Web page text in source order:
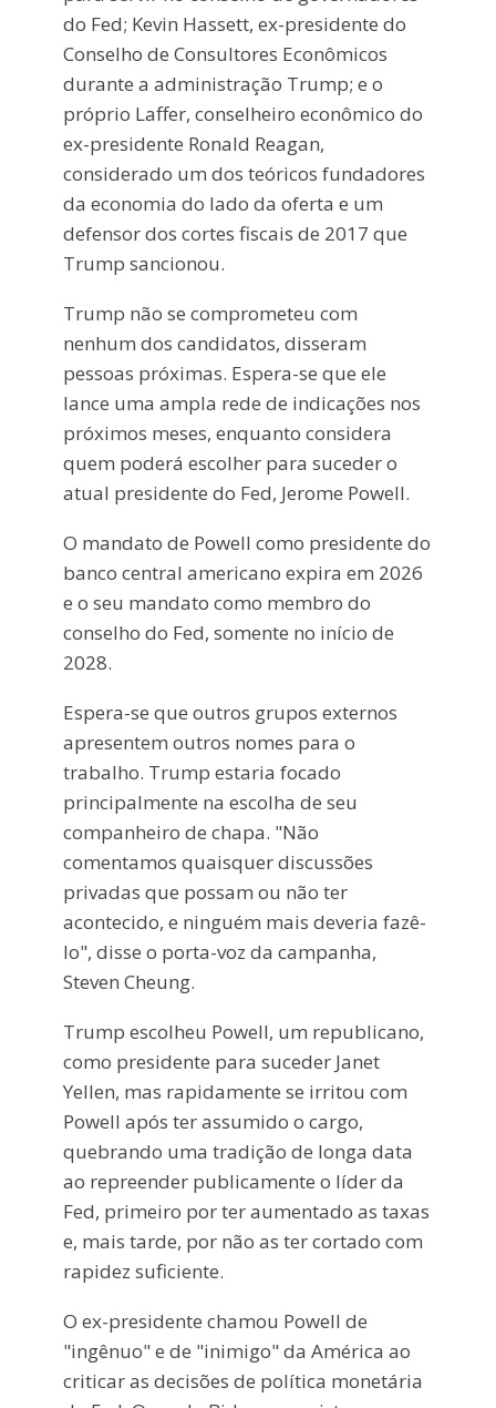
do Fed; Kevin Hassett, ex-presidente do
Conselho de Consultores Econômicos
durante a administração Trump; e o
próprio Laffer, conselheiro econômico do
ex-presidente Ronald Reagan,
considerado um dos teóricos fundadores
da economia do lado da oferta e um
defensor dos cortes fiscais de 2017 que
Trump sancionou.
Trump não se comprometeu com
nenhum dos candidatos, disseram
pessoas próximas. Espera-se que ele
lance uma ampla rede de indicações nos
próximos meses, enquanto considera
quem poderá escolher para suceder o
atual presidente do Fed, Jerome Powell.
O mandato de Powell como presidente do
banco central americano expira em 2026
e o seu mandato como membro do
conselho do Fed, somente no início de
2028.
Espera-se que outros grupos externos
apresentem outros nomes para o
trabalho. Trump estaria focado
principalmente na escolha de seu
companheiro de chapa. "Não
comentamos quaisquer discussões
privadas que possam ou não ter
acontecido, e ninguém mais deveria fazê-
lo", disse o porta-voz da campanha,
Steven Cheung.
Trump escolheu Powell, um republicano,
como presidente para suceder Janet
Yellen, mas rapidamente se irritou com
Powell após ter assumido o cargo,
quebrando uma tradição de longa data
ao repreender publicamente o líder da
Fed, primeiro por ter aumentado as taxas
e, mais tarde, por não as ter cortado com
rapidez suficiente.
O ex-presidente chamou Powell de
"ingênuo" e de "inimigo" da América ao
criticar as decisões de política monetária